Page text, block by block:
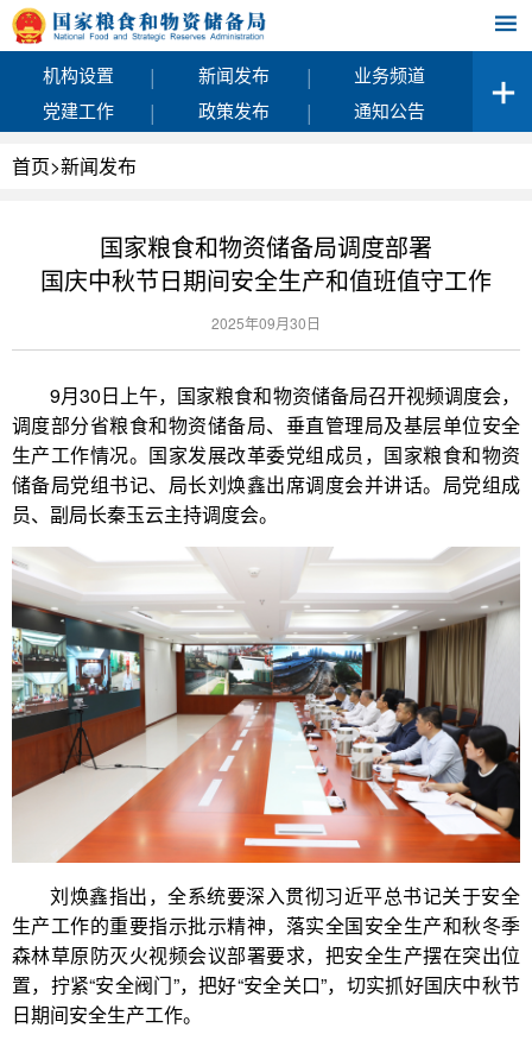
机构设置 | 新闻发布 |
业务频道
党建工作
| 政策发布 | 通知公告
首页>新闻发布
国家粮食和物资储备局调度部署
国庆中秋节日期间安全生产和值班值守工作
2025年09月30日
9月30日上午，国家粮食和物资储备局召开视频调度会，
调度部分省粮食和物资储备局、垂直管理局及基层单位安全
生产工作情况。国家发展改革委党组成员，国家粮食和物资
储备局党组书记、局长刘焕鑫出席调度会并讲话。局党组成
员、副局长秦玉云主持调度会。
刘焕鑫指出，全系统要深入贯彻习近平总书记关于安全
生产工作的重要指示批示精神，落实全国安全生产和秋冬季
森林草原防灭火视频会议部署要求，把安全生产摆在突出位
置，拧紧“安全阀门”，把好“安全关口”，切实抓好国庆中秋节
日期间安全生产工作。